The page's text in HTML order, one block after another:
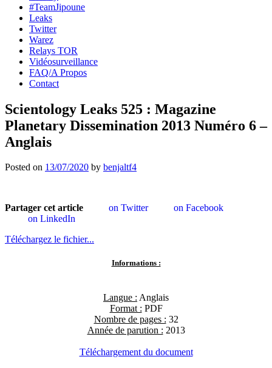
content#TeamJipoune
Leaks
Twitter
Warez
Relays TOR
Vidéosurveillance
FAQ/A Propos
Contact
Scientology Leaks 525 : Magazine
Planetary Dissemination 2013 Numéro 6 –
Anglais
Posted on 13/07/2020 by benjaltf4
Partager cet article on Twitter
on Facebook
on LinkedIn
Téléchargez le fichier...
Informations :
Langue : Anglais
Format : PDF
Nombre de pages : 32
Année de parution : 2013
Téléchargement du document